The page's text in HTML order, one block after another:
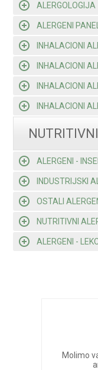
ALERGOLOGIJA
ALERGENI PANELI
INHALACIONI
INHALACIONI
INHALACIONI
INHALACIONI
ALERGENI -
INDUSTRIJSKI
OSTALI
NUTRITIVNI
ALERGENI -
Molimo